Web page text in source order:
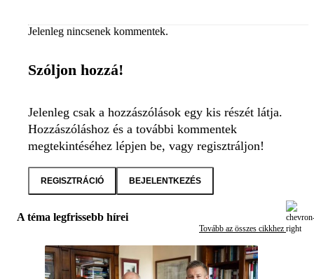
Jelenleg nincsenek kommentek.
Szóljon hozzá!
Jelenleg csak a hozzászólások egy kis részét látja.
Hozzászóláshoz és a további kommentek
megtekintéséhez lépjen be, vagy regisztráljon!
REGISZTRÁCIÓ BEJELENTKEZÉS
A téma legfrissebb hírei
Tovább az összes cikkhez